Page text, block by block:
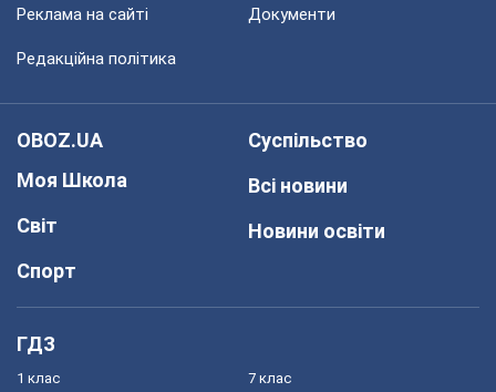
Реклама на сайті Документи
Редакційна політика
OBOZ.UA
Моя Школа
Світ
Спорт
Суспільство
Всі новини
Новини освіти
ГДЗ
1 клас 7 клас